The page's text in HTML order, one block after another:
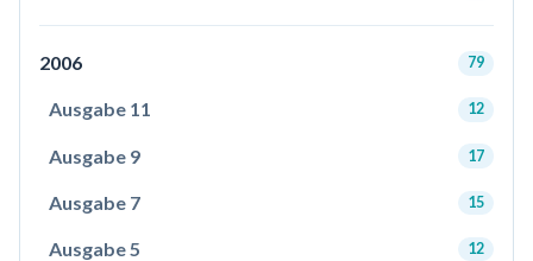
2006 79
Ausgabe 11 12
Ausgabe 9 17
Ausgabe 7 15
Ausgabe 5 12